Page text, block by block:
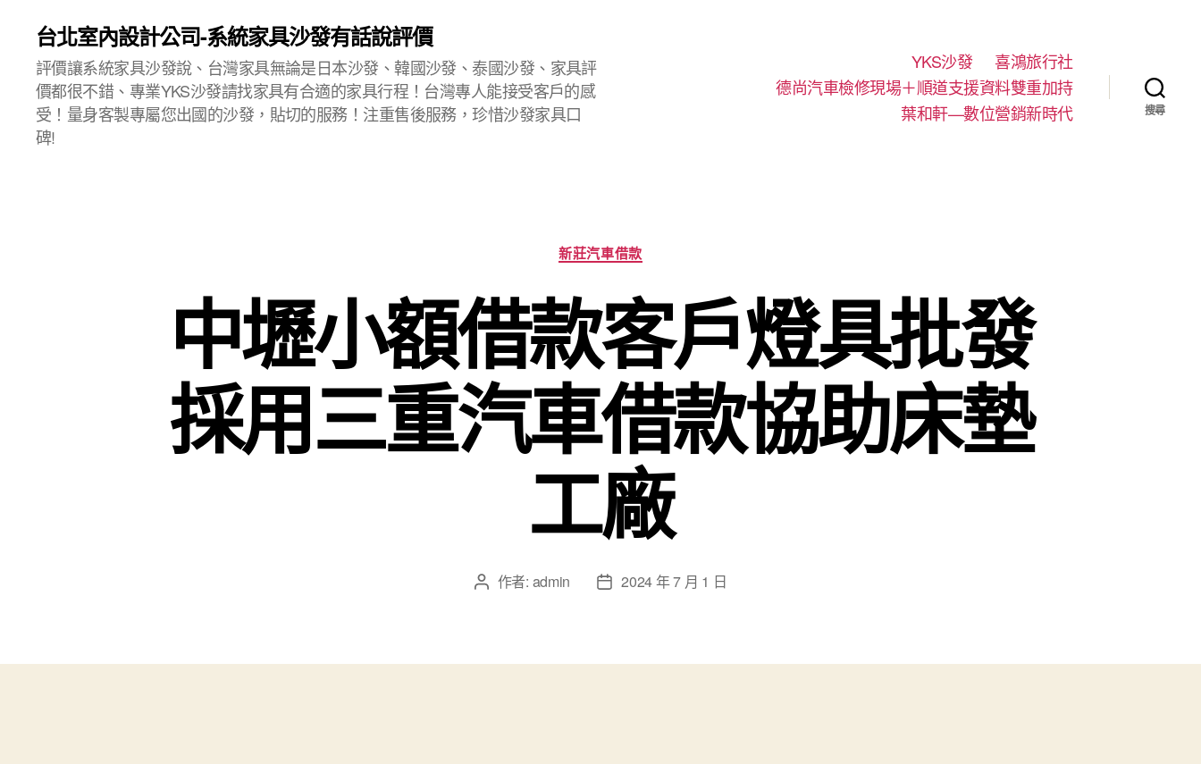
台北室內設計公司-系統家具沙發有話說評價
評價讓系統家具沙發說、台灣家具無論是日本沙發、韓國沙發、泰國沙發、家具評
價都很不錯、專業YKS沙發請找家具有合適的家具行程！台灣專人能接受客戶的感
受！量身客製專屬您出國的沙發，貼切的服務！注重售後服務，珍惜沙發家具口
碑!
YKS沙發
喜鴻旅行社
德尚汽車檢修現場＋順道支援資料雙重加持
葉和軒—數位營銷新時代
搜尋
分
類
新莊汽車借款
中壢小額借款客戶燈具批發
採用三重汽車借款協助床墊
工廠
文 作者: admin
文
日
2024 年 7 月 1 日